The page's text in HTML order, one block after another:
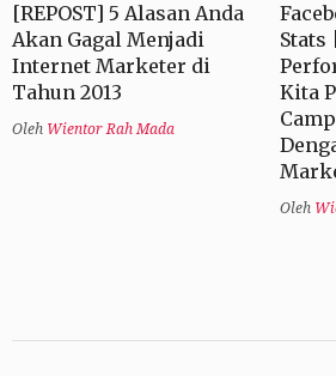
[REPOST] 5 Alasan Anda
Akan Gagal Menjadi
Internet Marketer di
Tahun 2013
Oleh Wientor Rah Mada
Stats
Kita
Oleh